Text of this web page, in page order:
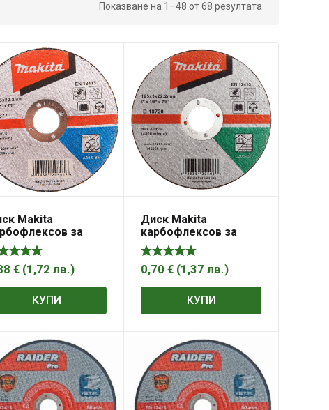
Показване на 1–48 от 68 резултата
Makita
за
на метал
€ (1,72 лв.)
КУПИ
Диск Makita
карбофлексов за
рязане на неметал
125×22.23×3 мм,
C30S-BF, D-18720
0,70€ (1,37лв.)
КУПИ